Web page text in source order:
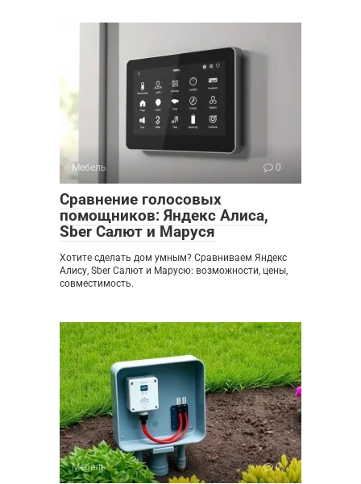
Мебель 0
Сравнение голосовых
помощников: Яндекс Алиса,
Sber Салют и Маруся
Хотите сделать дом умным? Сравниваем Яндекс
Алису, Sber Салют и Марусю: возможности, цены,
совместимость.
Мебель 0